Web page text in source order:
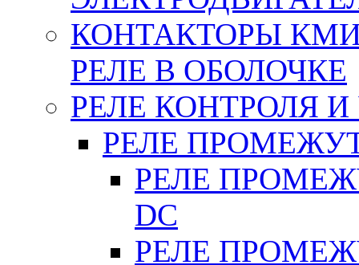
КОНТАКТОРЫ
РЕЛЕ В ОБОЛОЧКЕ
РЕЛЕ КОНТРОЛЯ
РЕЛЕ
РЕЛЕ
DC
РЕЛЕ